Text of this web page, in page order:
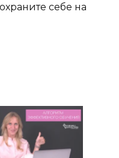
себе на